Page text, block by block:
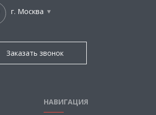
г. Москва
Заказать звонок
НАВИГАЦИЯ